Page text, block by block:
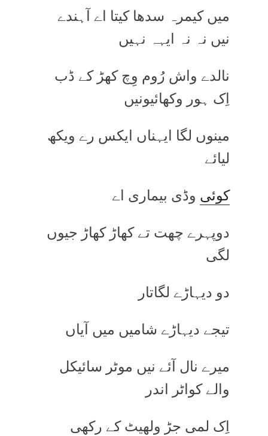
میں کیمرہ سدھا کیتا اے آہندے
نیں نہ نہ ایہہ نہیں
نالدے واش رُوم وِچ کھڑ کے ڈب
اِک ہور وکھائیونیں
مینوں لگا ایہناں ایکس رے ویکھ
لیائے
کوئی وڈی بیماری اے
دوپہرے چھت تے کھاڑ کھاڑ جیوں
لگی
دو دیہاڑے لگاتار
تیجے دیہاڑے شامیں میں آیاں
میرے نال آئے نیں موٹر سائیکل
والے کواٹر اندر
اِک لمی جڑ ولھیٹ کے رکھی